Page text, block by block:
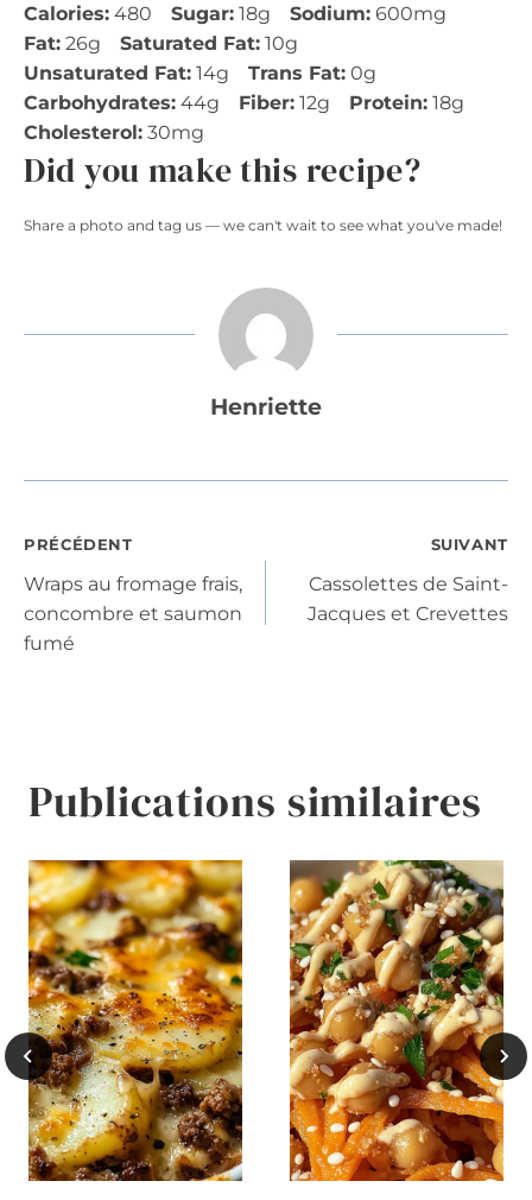
Calories: 480 Sugar: 18g Sodium: 600mg
Fat: 26g Saturated Fat: 10g
Unsaturated Fat: 14g Trans Fat: 0g
Carbohydrates: 44g Fiber: 12g Protein: 18g
Cholesterol: 30mg
Did you make this recipe?
Share a photo and tag us — we can't wait to see what you've made!
Henriette
Navigation
de
PRÉCÉDENT
Wraps au fromage frais,
concombre et saumon
fumé
SUIVANT
Cassolettes de Saint-
Jacques et Crevettes
Publications similaires